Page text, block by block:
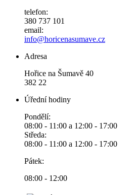
telefon:
380 737 101
email:
info@horicenasumave.cz
Adresa
Hořice na Šumavě 40
382 22
Úřední hodiny
Pondělí:
08:00 - 11:00 a 12:00 - 17:00
Středa:
08:00 - 11:00 a 12:00 - 17:00
Pátek:
08:00 - 12:00